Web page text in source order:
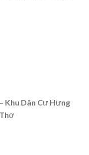
Khu Dân Cư Hưng